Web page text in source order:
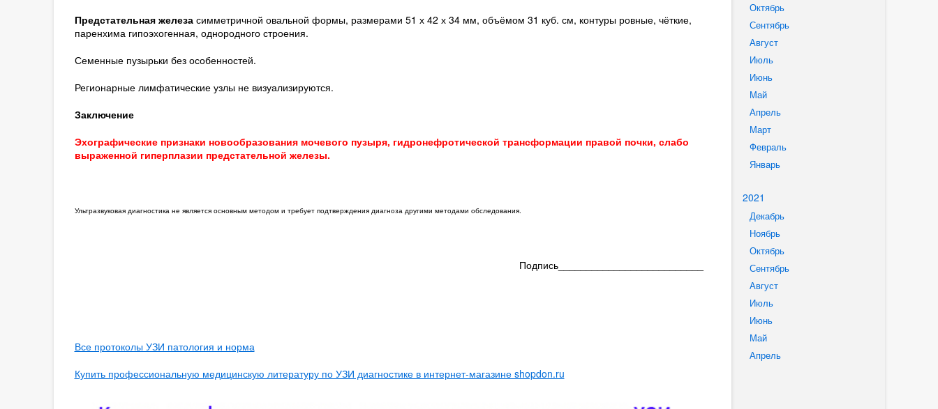
Октябрь
Сентябрь
Август
Июль
Июнь
Май
Апрель
Март
Февраль
Январь
2021
Декабрь
Ноябрь
Октябрь
Сентябрь
Август
Июль
Июнь
Май
Апрель
Предстательная железасимметричной овальной формы, размерами 51 х 42 х 34 мм, объёмом 31 куб. см, контуры ровные, чёткие,
паренхима гипоэхогенная, однородного строения.
Семенные пузырьки без особенностей.
Регионарные лимфатические узлы не визуализируются.
Заключение
Эхографические признаки новообразования мочевого пузыря, гидронефротической трансформации правой почки, слабо
выраженной гиперплазии предстательной железы.
Ультразвуковая диагностика не является основным методом и требует подтверждения диагноза другими методами обследования.
Подпись__________________________
Все протоколы УЗИ патология и норма
Купить профессиональную медицинскую литературу по УЗИ диагностике в интернет-магазине shopdon.ru